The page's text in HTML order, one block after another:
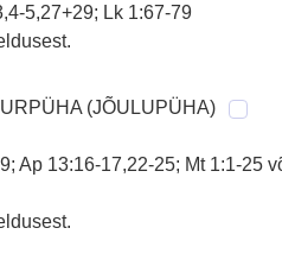
5,27+29; Lk 1:67-79
(JÕULUPÜHA)
Ap 13:16-17,22-25; Mt 1:1-25